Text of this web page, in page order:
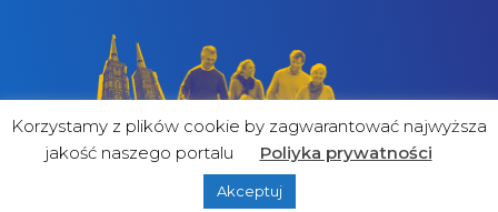
&
Korzystamy z plików cookie by zagwarantować najwyższa
jakość naszego portalu
Poliyka prywatności
Akceptuj